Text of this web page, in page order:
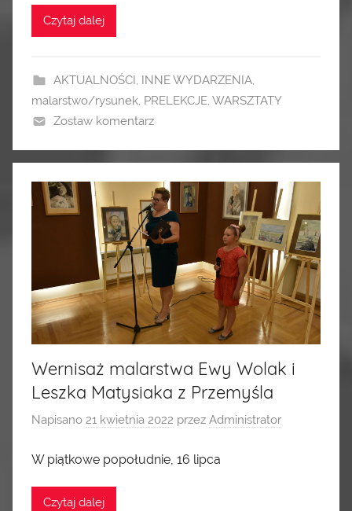
Czytaj dalej
AKTUALNOŚCI, INNE WYDARZENIA,
malarstwo/rysunek, PRELEKCJE, WARSZTATY
Zostaw komentarz
Wernisaż malarstwa Ewy Wolak i
Leszka Matysiaka z Przemyśla
Napisano 21 kwietnia 2022 przez Administrator
W piątkowe popołudnie, 16 lipca
Czytaj dalej